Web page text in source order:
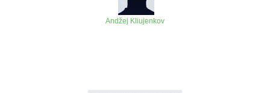
Andžej Kliujenkov